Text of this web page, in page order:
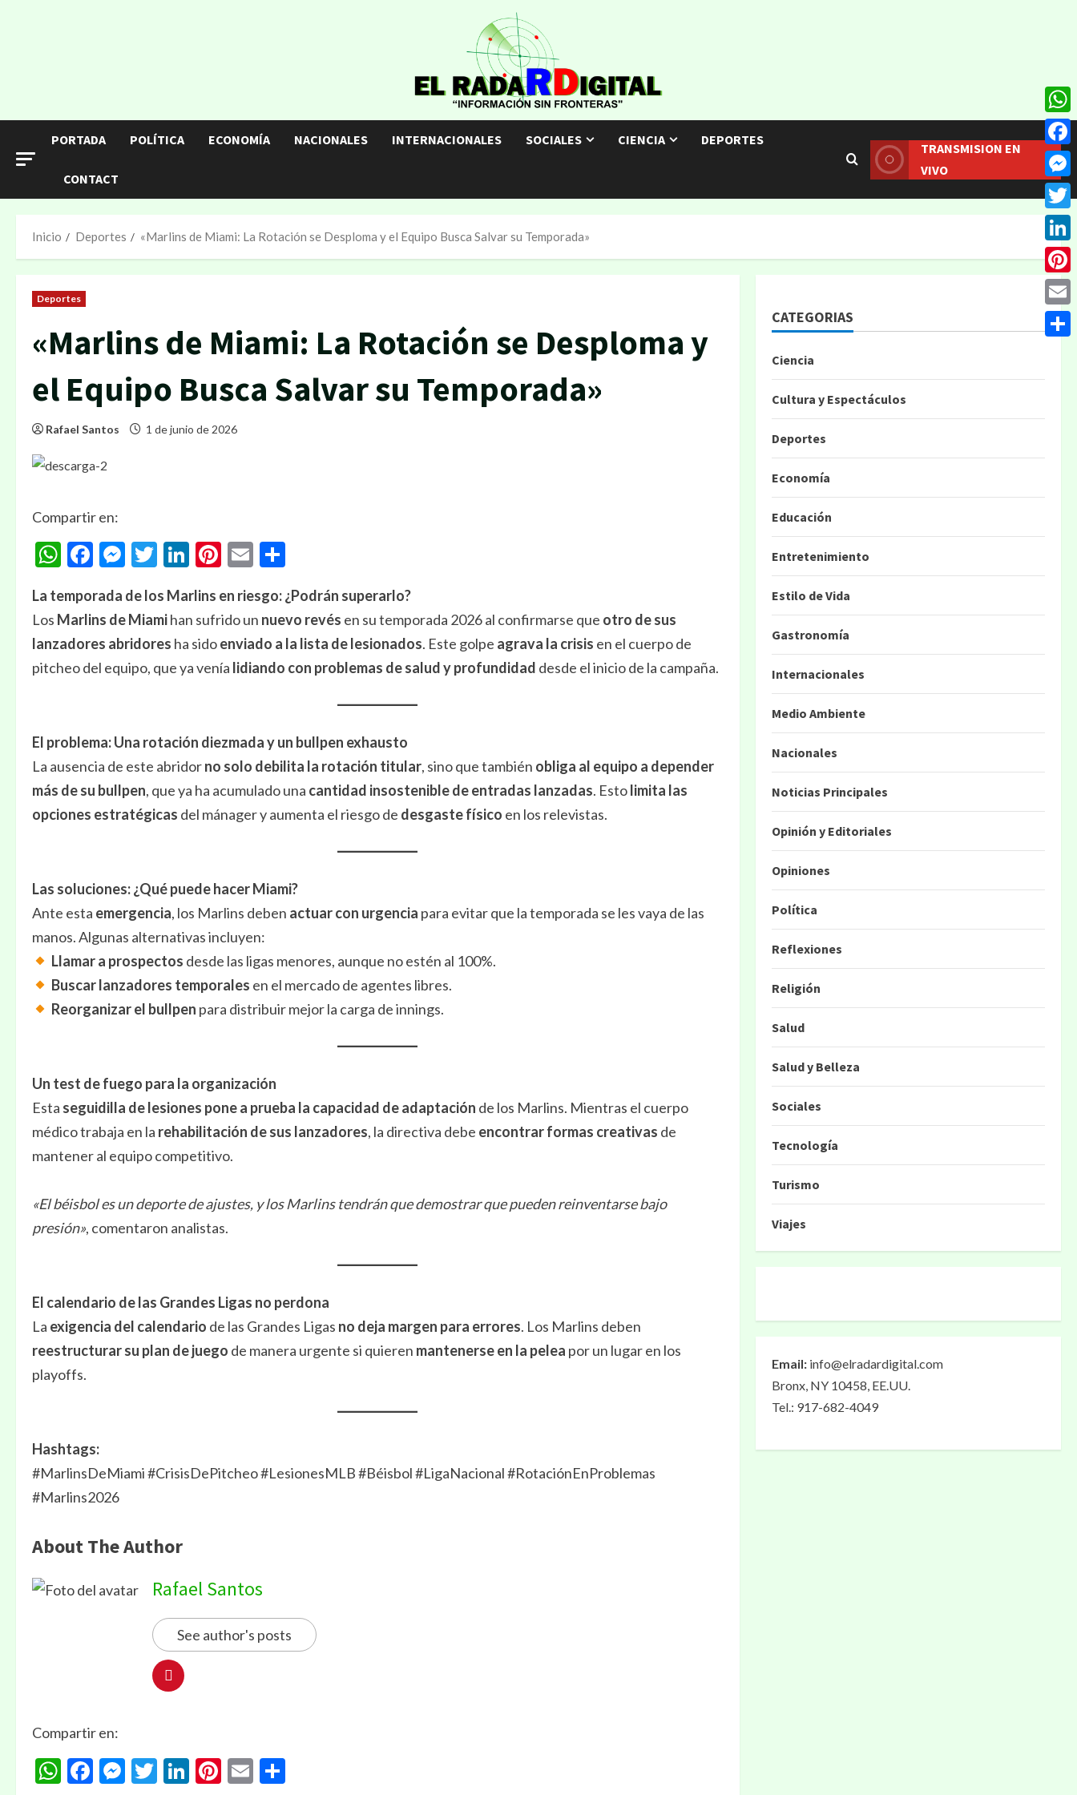
PORTADA POLÍTICA ECONOMÍA NACIONALES INTERNACIONALES SOCIALES CIENCIA DEPORTES
CONTACT
TRANSMISION EN
VIVO
Inicio Deportes «Marlins de Miami: La Rotación se Desploma y el Equipo Busca Salvar su Temporada»
Deportes
«Marlins de Miami: La Rotación se Desploma y
el Equipo Busca Salvar su Temporada»
Rafael Santos 1 de junio de 2026
Compartir en:
WhatsApp
Facebook
Messenger
Twitter
LinkedIn
Pinterest
Email
La temporada de los Marlins en riesgo: ¿Podrán superarlo?
Los Marlins de Miamihan sufrido un nuevo revés en su temporada 2026 al confirmarse que otro de sus
lanzadores abridores ha sidoenviado a la lista de lesionados. Este golpe agrava la crisis en el cuerpo de
pitcheo del equipo, que ya venía lidiando con problemas de salud y profundidad desde el inicio de la campaña.
El problema: Una rotación diezmada y un bullpen exhausto
La ausencia de este abridorno solo debilita la rotación titular, sino que también obliga al equipo a depender
más de su bullpen, que ya ha acumulado una cantidad insostenible de entradas lanzadas. Estolimita las
opciones estratégicas del mánager y aumenta el riesgo de desgaste físico en los relevistas.
Las soluciones: ¿Qué puede hacer Miami?
Ante esta emergencia, los Marlins deben actuar con urgencia para evitar que la temporada se les vaya de las
manos. Algunas alternativas incluyen:
Llamar a prospectos desde las ligas menores, aunque no estén al 100%.
Buscar lanzadores temporales en el mercado de agentes libres.
Reorganizar el bullpen para distribuir mejor la carga de innings.
Un test de fuego para la organización
Esta seguidilla de lesiones pone a prueba la capacidad de adaptación de los Marlins. Mientras el cuerpo
médico trabaja en la rehabilitación de sus lanzadores, la directiva debe encontrar formas creativas de
mantener al equipo competitivo.
«El béisbol es un deporte de ajustes, y los Marlins tendrán que demostrar que pueden reinventarse bajo
presión», comentaron analistas.
El calendario de las Grandes Ligas no perdona
La exigencia del calendario de las Grandes Ligas no deja margen para errores. Los Marlins deben
reestructurar su plan de juego de manera urgente si quieren mantenerse en la pelea por un lugar en los
playoffs.
Hashtags:
#MarlinsDeMiami #CrisisDePitcheo #LesionesMLB #Béisbol #LigaNacional #RotaciónEnProblemas
#Marlins2026
About The Author
Rafael Santos
See author's posts
Compartir en:
WhatsApp
Facebook
Messenger
Twitter
LinkedIn
Pinterest
Email
CATEGORIAS
Ciencia
Cultura y Espectáculos
Deportes
Economía
Educación
Entretenimiento
Estilo de Vida
Gastronomía
Internacionales
Medio Ambiente
Nacionales
Noticias Principales
Opinión y Editoriales
Opiniones
Política
Reflexiones
Religión
Salud
Salud y Belleza
Sociales
Tecnología
Turismo
Viajes
Email: info@elradardigital.com
Bronx, NY 10458, EE.UU.
Tel.: 917-682-4049
Email